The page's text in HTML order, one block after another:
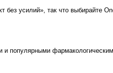
усилий», так что выбирайте
популярными